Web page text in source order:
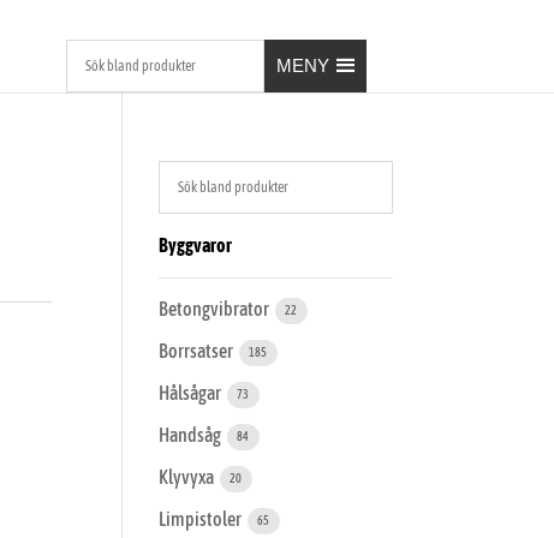
MENY
Byggvaror
Betongvibrator 22
Borrsatser 185
Hålsågar 73
Handsåg 84
Klyvyxa 20
Limpistoler 65